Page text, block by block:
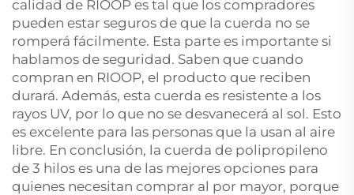
calidad de RIOOP es tal que los compradores
pueden estar seguros de que la cuerda no se
romperá fácilmente. Esta parte es importante si
hablamos de seguridad. Saben que cuando
compran en RIOOP, el producto que reciben
durará. Además, esta cuerda es resistente a los
rayos UV, por lo que no se desvanecerá al sol. Esto
es excelente para las personas que la usan al aire
libre. En conclusión, la cuerda de polipropileno
de 3 hilos es una de las mejores opciones para
quienes necesitan comprar al por mayor, porque